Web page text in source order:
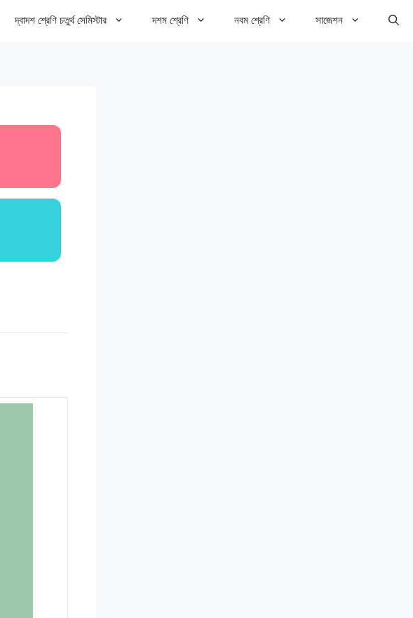
দ্বাদশ শ্রেণি চতুর্থ সেমিস্টার দশম শ্রেণি নবম শ্রেণি সাজেশন